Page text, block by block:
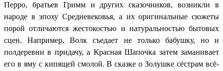
Перро, братьев Гримм и других сказочников, возникли в
народе в эпоху Средневековья, а их оригинальные сюжеты
порой отличаются жестокостью и натуральностью бытовых
сцен. Например, Волк съедает не только бабушку, но и
полдеревни в придачу, а Красная Шапочка затем заманивает
его в яму с кипящей смолой. В сказке о Золушке сёстрам всё-